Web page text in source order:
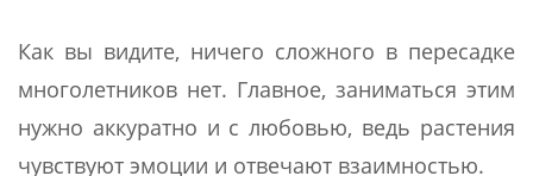
Как вы видите, ничего сложного в пересадке
многолетников нет. Главное, заниматься этим
нужно аккуратно и с любовью, ведь растения
чувствуют эмоции и отвечают взаимностью.